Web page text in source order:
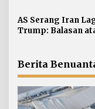
o
s
AS Serang Iran
Trump: Balasan
Berita